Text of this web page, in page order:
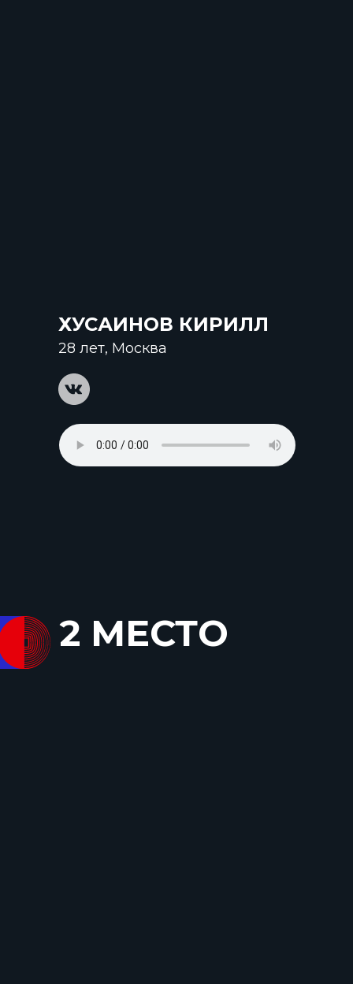
ХУСАИНОВ КИРИЛЛ
28 лет, Москва
2 МЕСТО